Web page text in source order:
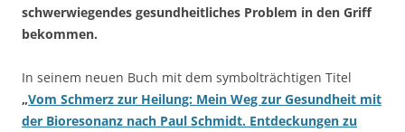
schwerwiegendes gesundheitliches Problem in den Griff
bekommen.
In seinem neuen Buch mit dem symbolträchtigen Titel
„Vom Schmerz zur Heilung: Mein Weg zur Gesundheit mit
der Bioresonanz nach Paul Schmidt. Entdeckungen zu